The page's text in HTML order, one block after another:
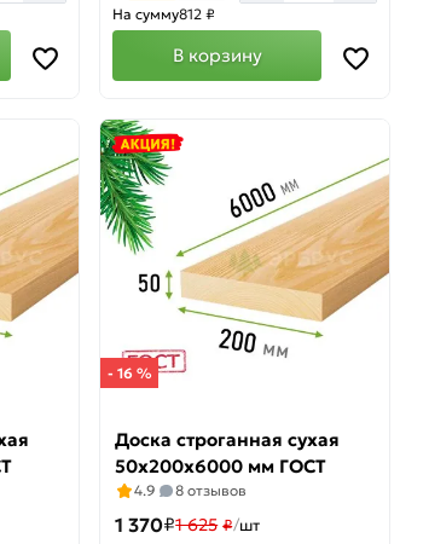
На сумму812 ₽
В корзину
- 16 %
Доска строганная сухая
50х200х6000 мм ГОСТ
4.9 8 отзывов
1 370₽1 625 ₽/шт